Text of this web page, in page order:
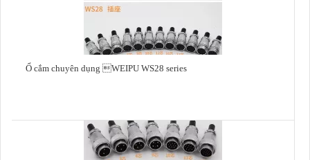
Ổ cắm chuyên dụng WEIPU WS28 series